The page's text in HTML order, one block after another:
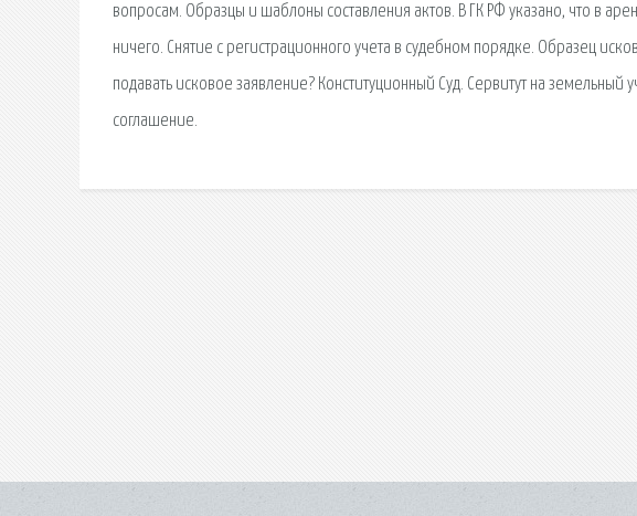
вопросам. Образцы и шаблоны составления актов. В ГК РФ указано, что в
ничего. Снятие с регистрационного учета в судебном порядке. Образец
подавать исковое заявление? Конституционный Суд. Сервитут на земельный
соглашение.